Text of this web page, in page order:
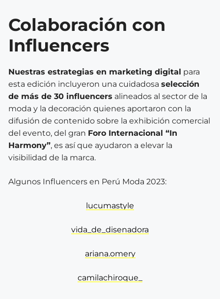
Colaboración con
Influencers
Nuestras estrategias en marketing digital para
esta edición incluyeron una cuidadosa selección
de más de 30 influencers alineados al sector de la
moda y la decoración quienes aportaron con la
difusión de contenido sobre la exhibición comercial
del evento, del gran Foro Internacional “In
Harmony”, es así que ayudaron a elevar la
visibilidad de la marca.
Algunos Influencers en Perú Moda 2023:
lucumastyle
vida_de_disenadora
ariana.omery
camilachiroque_